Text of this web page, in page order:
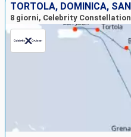
8 giorni, Celebrity Constellation